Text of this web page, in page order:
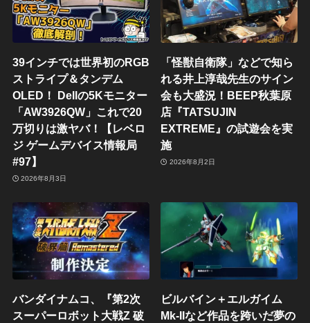
39インチでは世界初のRGB
ストライプ＆タンデム
OLED！ Dellの5Kモニター
「AW3926QW」これで20
万切りは激ヤバ！【レベロ
ジ ゲームデバイス情報局
#97】
2026年8月3日
「怪獣自衛隊」などで知ら
れる井上淳哉先生のサイン
会も大盛況！BEEP秋葉原
店『TATSUJIN
EXTREME』の試遊会を実
施
2026年8月2日
バンダイナムコ、『第2次
スーパーロボット大戦Z 破
ビルバイン＋エルガイム
Mk-IIなど作品を跨いだ夢の